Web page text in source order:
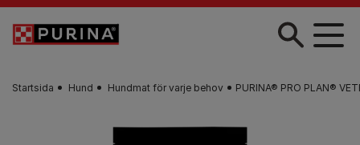
Skip to main content
Startsida Hund Hundmat för varje behov PURINA® PRO PLAN®